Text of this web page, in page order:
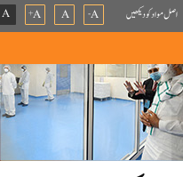
اصل مواد کو دیکھیں A
-
A
A
+
A